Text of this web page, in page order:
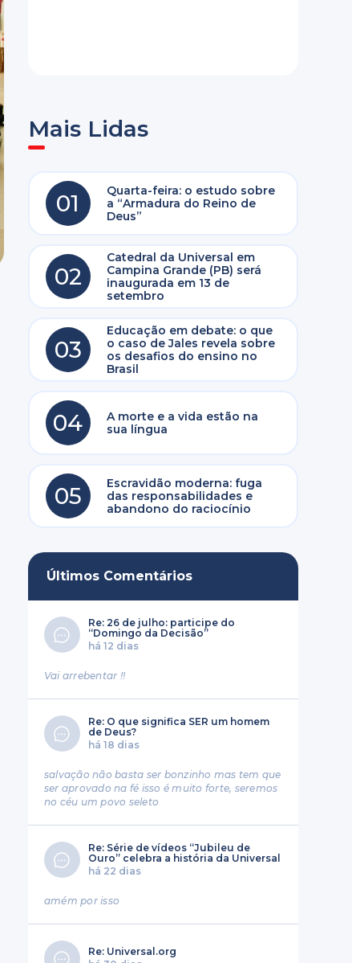
Mais Lidas
01
Quarta-feira: o estudo sobre
a “Armadura do Reino de
Deus”
02
Catedral da Universal em
Campina Grande (PB) será
inaugurada em 13 de
setembro
03
Educação em debate: o que
o caso de Jales revela sobre
os desafios do ensino no
Brasil
04
A morte e a vida estão na
sua língua
05
Escravidão moderna: fuga
das responsabilidades e
abandono do raciocínio
Últimos Comentários
Re: 26 de julho: participe do
“Domingo da Decisão”
há 12 dias
Vai arrebentar !!
Re: O que significa SER um homem
de Deus?
há 18 dias
salvação não basta ser bonzinho mas tem que
ser aprovado na fé isso é muito forte, seremos
no céu um povo seleto
Re: Série de vídeos “Jubileu de
Ouro” celebra a história da Universal
há 22 dias
amém por isso
Re: Universal.org